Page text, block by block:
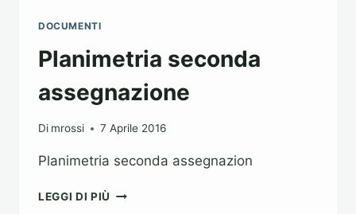
DOCUMENTI
Planimetria seconda
assegnazione
Di mrossi 7 Aprile 2016
Planimetria seconda assegnazion
LEGGI DI PIÙ PLANIMETRIA